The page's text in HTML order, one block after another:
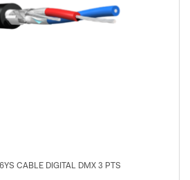
CABLE DIGITAL DMX 3 PTS